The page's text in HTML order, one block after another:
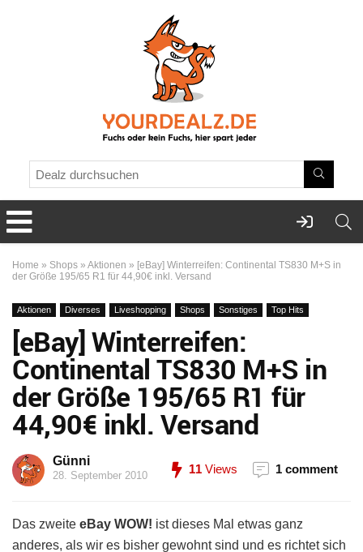
Home » Shops » Aktionen » [eBay] Winterreifen: Continental TS830 M+S in
der Größe 195/65 R1 für 44,90€ inkl. Versand
Aktionen Diverses Liveshopping Shops Sonstiges Top Hits
[eBay] Winterreifen:
Continental TS830 M+S in
der Größe 195/65 R1 für
44,90€ inkl. Versand
Günni
28. September 2010 11 Views 1 comment
Das zweite eBay WOW! ist dieses Mal etwas ganz
anderes, als wir es bisher gewohnt sind und es richtet sich